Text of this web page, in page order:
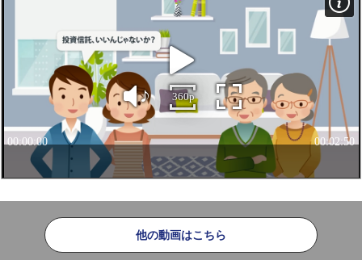
他の動画はこちら